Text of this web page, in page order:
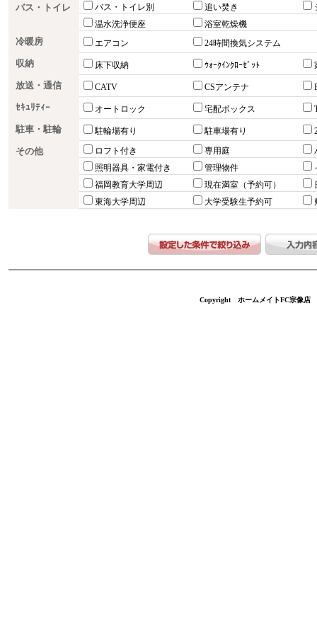
バス・トイレ バス・トイレ別 追い焚き
温水洗浄便座
浴室乾燥機
冷暖房 エアコン 24時間換気システム
収納 床下収納 ｳｫｰｸｲﾝｸﾛｰｾﾞｯﾄ
放送・通信 CATV CSアンテナ
ｾｷｭﾘﾃｨｰ オートロック 宅配ボックス
駐車・駐輪 駐輪場有り 駐車場有り
その他 ロフト付き 専用庭
照明器具・家電付き
管理物件
福岡教育大学周辺
現在満室（予約可）
東海大学周辺
大学受験生予約可
Copyright ホームメイトFC宗像店